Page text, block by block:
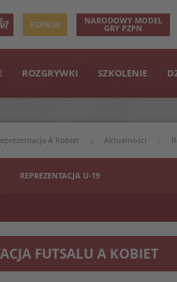
PZPN24 NARODOWY MODEL
GRY PZPN
ROZGRYWKI SZKOLENIE
A Kobiet Aktualności
REPREZENTACJA U-19
FUTSALU A KOBIET